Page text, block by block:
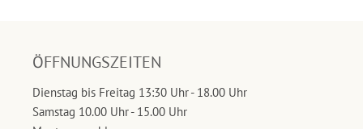
ÖFFNUNGSZEITEN
Dienstag bis Freitag 13:30 Uhr - 18.00 Uhr
Samstag 10.00 Uhr - 15.00 Uhr